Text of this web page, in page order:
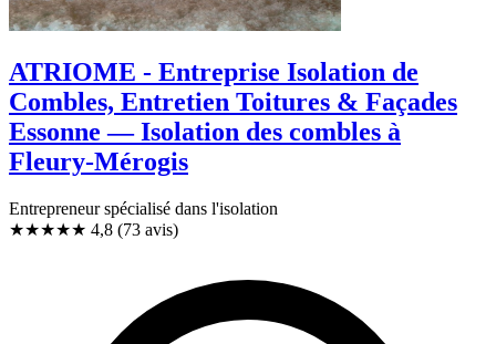
ATRIOME - Entreprise Isolation de
Combles, Entretien Toitures & Façades
Essonne — Isolation des combles à
Fleury-Mérogis
Entrepreneur spécialisé dans l'isolation
★★★★★ 4,8 (73 avis)